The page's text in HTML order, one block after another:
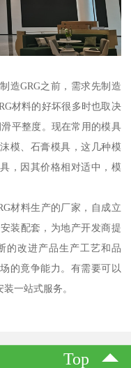
造GRG之前，需求先制造
材料的好坏很多时也取决
平整度。现在常用的模具
模、石膏模具，这几种模
，因其价格相对适中，模
材料生产的厂家，自成立
装配套，为地产开发商提
的改进产品生产工艺和品
的竟争能力。有需要可以
一站式服务。
Top